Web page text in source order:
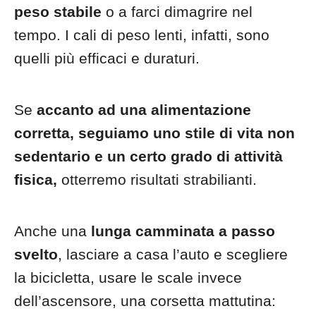
peso stabile o a farci dimagrire nel
tempo. I cali di peso lenti, infatti, sono
quelli più efficaci e duraturi.
Se accanto ad una alimentazione
corretta, seguiamo uno stile di vita non
sedentario e un certo grado di attività
fisica, otterremo risultati strabilianti.
Anche una lunga camminata a passo
svelto, lasciare a casa l’auto e scegliere
la bicicletta, usare le scale invece
dell’ascensore, una corsetta mattutina: